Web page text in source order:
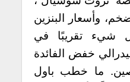
وأسعار البنزين
شيء تقريبًا في
خفض الفائدة
ما خطب باول